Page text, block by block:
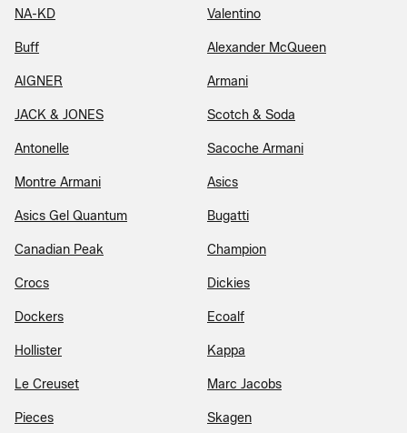
NA-KD Valentino
Buff Alexander McQueen
AIGNER Armani
JACK & JONES Scotch & Soda
Antonelle Sacoche Armani
Montre Armani Asics
Asics Gel Quantum Bugatti
Canadian Peak Champion
Crocs Dickies
Dockers Ecoalf
Hollister Kappa
Le Creuset Marc Jacobs
Pieces Skagen